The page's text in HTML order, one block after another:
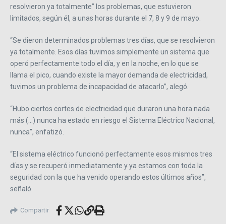
resolvieron ya totalmente” los problemas, que estuvieron
limitados, según él, a unas horas durante el 7, 8 y 9 de mayo.
“Se dieron determinados problemas tres días, que se resolvieron
ya totalmente. Esos días tuvimos simplemente un sistema que
operó perfectamente todo el día, y en la noche, en lo que se
llama el pico, cuando existe la mayor demanda de electricidad,
tuvimos un problema de incapacidad de atacarlo”, alegó.
“Hubo ciertos cortes de electricidad que duraron una hora nada
más (…) nunca ha estado en riesgo el Sistema Eléctrico Nacional,
nunca”, enfatizó.
“El sistema eléctrico funcionó perfectamente esos mismos tres
días y se recuperó inmediatamente y ya estamos con toda la
seguridad con la que ha venido operando estos últimos años”,
señaló.
Compartir